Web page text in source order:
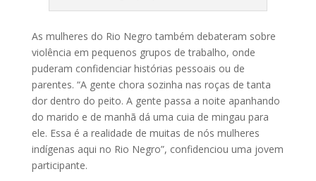
As mulheres do Rio Negro também debateram sobre
violência em pequenos grupos de trabalho, onde
puderam confidenciar histórias pessoais ou de
parentes. “A gente chora sozinha nas roças de tanta
dor dentro do peito. A gente passa a noite apanhando
do marido e de manhã dá uma cuia de mingau para
ele. Essa é a realidade de muitas de nós mulheres
indígenas aqui no Rio Negro”, confidenciou uma jovem
participante.